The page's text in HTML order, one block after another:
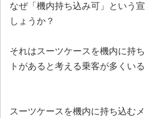
なぜ「機内持ち込み可」という
しょうか？
それはスーツケースを機内に持
トがあると考える乗客が多くいる
スーツケースを機内に持ち込む